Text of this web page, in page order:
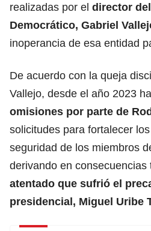
realizadas por el director
Democrático, Gabriel
inoperancia de esa entidad
De acuerdo con la queja
Vallejo, desde el año 2023
omisiones por parte de
solicitudes para fortalecer
seguridad de los miembros
derivando en consecuencias
atentado que sufrió el
presidencial, Miguel Uribe